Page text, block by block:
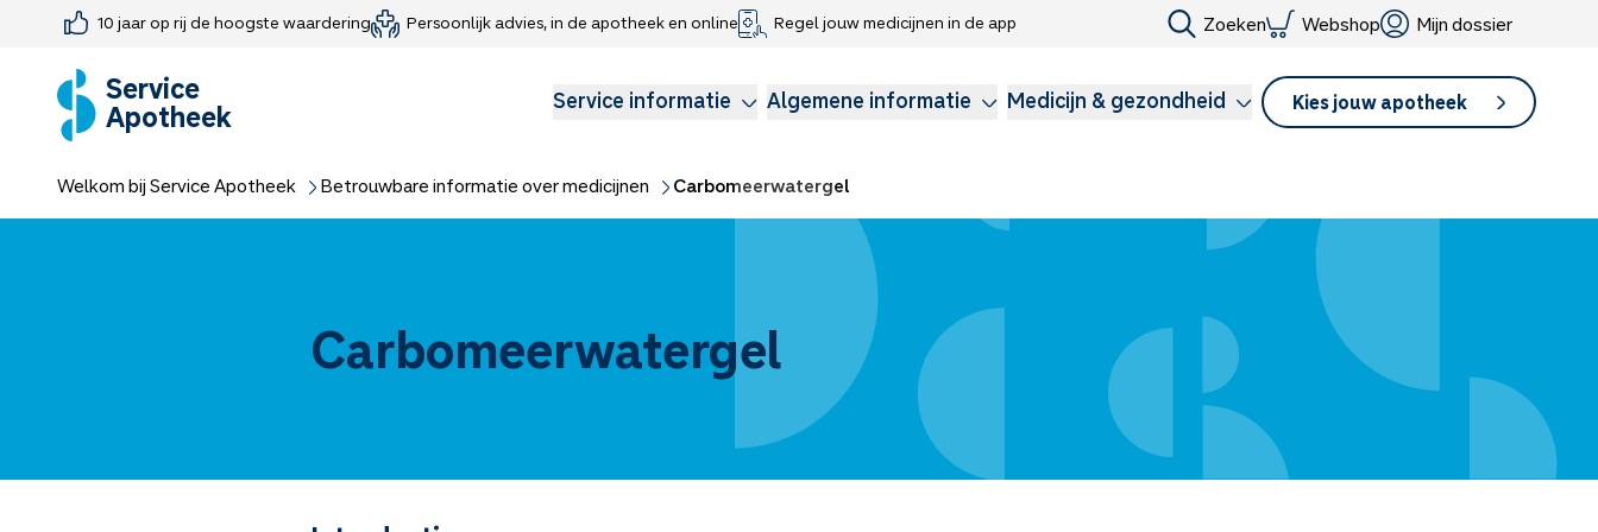
10 jaar op rij de hoogste waardering Persoonlijk advies, in de apotheek en online Regel jouw medicijnen in de app Zoeken Webshop Mijn dossier
Service
Apotheek Service informatie Algemene informatie Medicijn & gezondheid Kies jouw apotheek
Farmaceutisch consult
Medicijn-APK
Webshop
Jouw medische gegevens delen
Klachtenregeling
Medicijnen voor kinderen
Longzorg
Welkom bij Service Apotheek Betrouwbare informatie over medicijnen Carbomeerwatergel
Carbomeerwatergel